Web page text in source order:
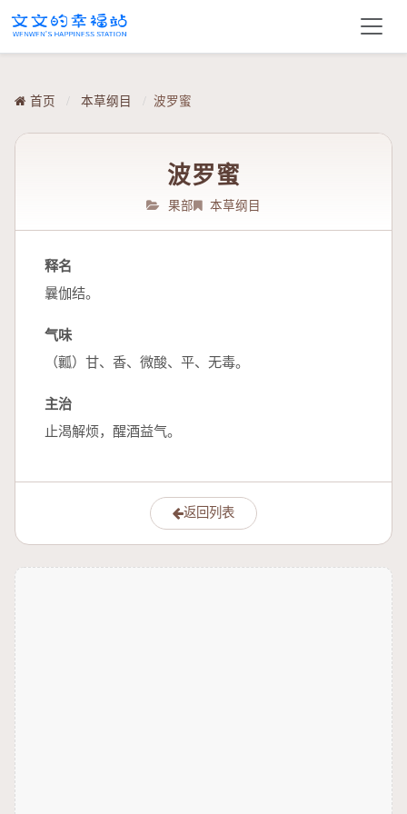
首页 / 本草纲目 / 波罗蜜
波罗蜜
果部 本草纲目
释名
曩伽结。
气味
（瓤）甘、香、微酸、平、无毒。
主治
止渴解烦，醒酒益气。
返回列表